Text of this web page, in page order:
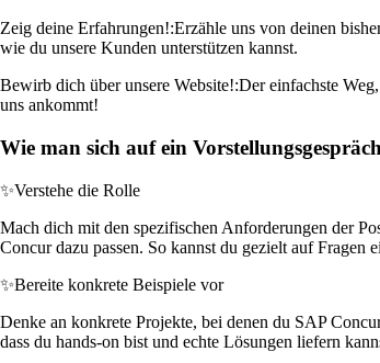
Zeig deine Erfahrungen!:Erzähle uns von deinen
wie du unsere Kunden unterstützen kannst.
Bewirb dich über unsere Website!:Der einfachste
uns ankommt!
Wie man sich auf ein
✨Verstehe die Rolle
Mach dich mit den spezifischen Anforderungen der
Concur dazu passen. So kannst du gezielt auf Fragen
✨Bereite konkrete Beispiele vor
Denke an konkrete Projekte, bei denen du SAP
dass du hands-on bist und echte Lösungen liefern